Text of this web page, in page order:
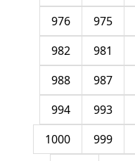
975
976
981
982
987
988
993
994
999
1000